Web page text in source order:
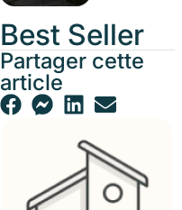
Best Seller
Partager cette
article